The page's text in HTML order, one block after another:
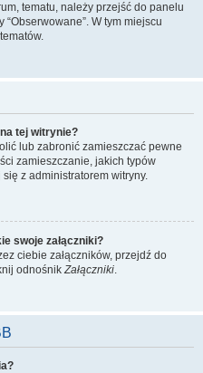
tematu, należy przejść do panelu
W tym miejscu
tej witrynie?
lub zabronić zamieszczać pewne
zamieszczanie, jakich typów
z administratorem witryny.
swoje załączniki?
ciebie załączników, przejdź do
odnośnikZałączniki.